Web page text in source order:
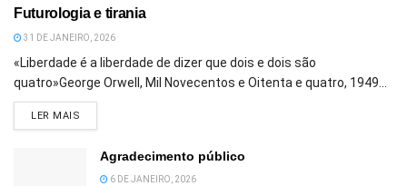
Futurologia e tirania
31 DE JANEIRO, 2026
«Liberdade é a liberdade de dizer que dois e dois são
quatro»George Orwell, Mil Novecentos e Oitenta e quatro, 1949...
LER MAIS
Agradecimento público
6 DE JANEIRO, 2026